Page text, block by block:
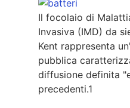
Il focolaio di
Invasiva (IMD) da
Kent rappresenta
pubblica
diffusione definita
precedenti.1